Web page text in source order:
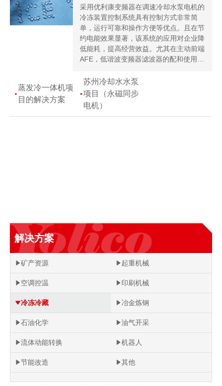
解决方案
矿产资源 起重机械
空调控温 印刷机械
冷冻冷藏 冶金炼钢
石油化学 油气开采
流体动能转换 机器人
节能改造 其他
采用优利康变频器在调速冷却水泵电机的
冷冻装置控制系统具有控制方式非常简
单，运行可靠和操作方便等优点。且在节
约电能效果显著，该系统的应用对企业降
低能耗，提高经营效益。尤其在主动前端
AFE，低谐波变频器滤波器的配和使用…
蒸发冷一体机项
目的解决方案
苏州冷却水水泵
项目（永磁同步
电机）